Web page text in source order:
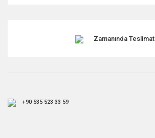
Zamanında Teslimat
+90 535 523 33 59